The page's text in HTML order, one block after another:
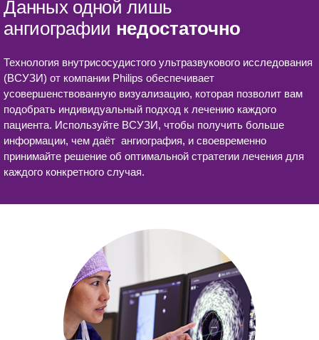
Данных одной лишь
ангиографии недостаточно
Технология внутрисосудистого ультразвукового исследования
(ВСУЗИ) от компании Philips обеспечивает
усовершенствованную визуализацию, которая позволит вам
подобрать индивидуальный подход к лечению каждого
пациента. Используйте ВСУЗИ, чтобы получить больше
информации, чем даёт ангиография, и своевременно
принимайте решение об оптимальной стратегии лечения для
каждого конкретного случая.